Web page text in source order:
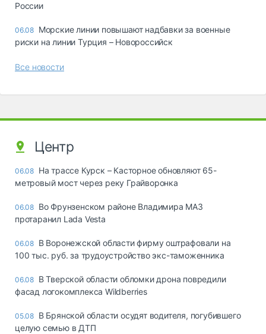
России
06.08 Морские линии повышают надбавки за военные
риски на линии Турция – Новороссийск
Все новости
Центр
06.08 На трассе Курск – Касторное обновляют 65-
метровый мост через реку Грайворонка
06.08 Во Фрунзенском районе Владимира МАЗ
протаранил Lada Vesta
06.08 В Воронежской области фирму оштрафовали на
100 тыс. руб. за трудоустройство экс-таможенника
06.08 В Тверской области обломки дрона повредили
фасад логокомплекса Wildberries
05.08 В Брянской области осудят водителя, погубившего
целую семью в ДТП